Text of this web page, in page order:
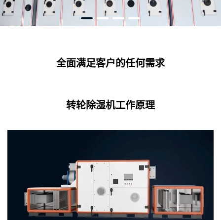
全面满足客户的任何需求
转轮除湿机工作原理